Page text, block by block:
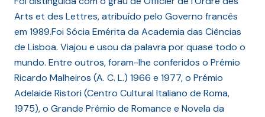
Arts et des Lettres, atribuído pelo Governo francês
em 1989.Foi Sócia Emérita da Academia das Ciências
de Lisboa. Viajou e usou da palavra por quase todo o
mundo. Entre outros, foram-lhe conferidos o Prémio
Ricardo Malheiros (A. C. L.) 1966 e 1977, o Prémio
Adelaide Ristori (Centro Cultural Italiano de Roma,
1975), o Grande Prémio de Romance e Novela da